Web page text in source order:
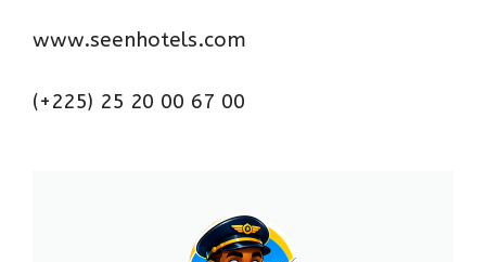
www.seenhotels.com
(+225) 25 20 00 67 00